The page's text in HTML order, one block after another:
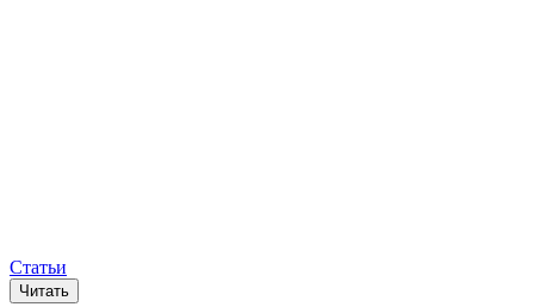
Статьи
Читать